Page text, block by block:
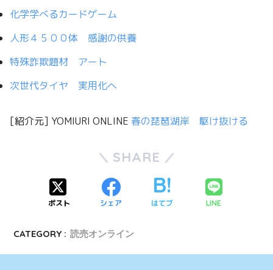
化学学べるカードゲーム
人形４５００体 感謝の供養
特殊詐欺題材 アート
次世代タイヤ 実用化へ
[紹介元] YOMIURI ONLINE 春の琵琶湖岸 駆け抜ける
SHARE
ポスト シェア はてブ LINE
CATEGORY : 読売オンライン